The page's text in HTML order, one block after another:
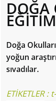
DOĞA
Doğa
yoğun
sıvadılar.
ETİKETLER :